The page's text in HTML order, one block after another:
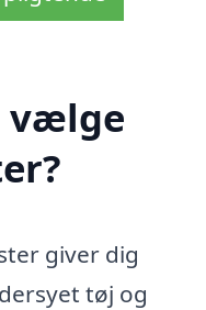
vælge
giver dig
tøj og